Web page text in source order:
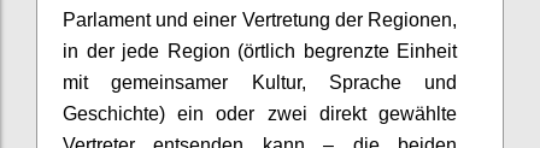
Parlament und einer Vertretung der Regionen,
in der jede Region (örtlich begrenzte Einheit
mit gemeinsamer Kultur, Sprache und
Geschichte) ein oder zwei direkt gewählte